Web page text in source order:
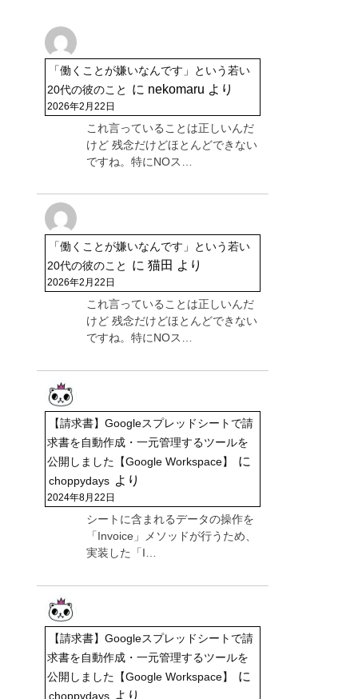
「働くことが嫌いなんです」という若い
20代の彼のこと
に nekomaru より
2026年2月22日
これ言っていることは正しいんだ
けど 残念だけどほとんどできない
ですね。特にNOス…
「働くことが嫌いなんです」という若い
20代の彼のこと
に 猫田 より
2026年2月22日
これ言っていることは正しいんだ
けど 残念だけどほとんどできない
ですね。特にNOス…
【請求書】Googleスプレッドシートで請
求書を自動作成・一元管理するツールを
公開しました【Google Workspace】
に
choppydays より
2024年8月22日
シートに含まれるデータの操作を
「Invoice」メソッドが行うため、
実装した「I…
【請求書】Googleスプレッドシートで請
求書を自動作成・一元管理するツールを
公開しました【Google Workspace】
に
choppydays より